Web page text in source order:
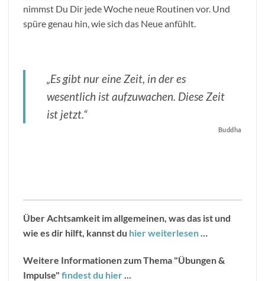
nimmst Du Dir jede Woche neue Routinen vor. Und
spüre genau hin, wie sich das Neue anfühlt.
„Es gibt nur eine Zeit, in der es
wesentlich ist aufzuwachen. Diese Zeit
ist jetzt.“
Buddha
Über Achtsamkeit im allgemeinen, was das ist und
wie es dir hilft, kannst du hier weiterlesen…
Weitere Informationen zum Thema "Übungen &
Impulse" findest du hier